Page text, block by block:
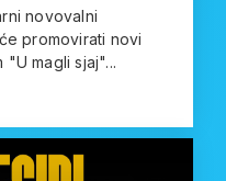
novovalni
promovirati novi
magli sjaj"...